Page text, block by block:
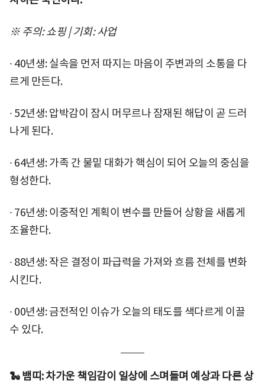
※ 주의: 쇼핑 | 기회: 사업
∙ 40년생: 실속을 먼저 따지는 마음이 주변과의 소통을 다
르게 만든다.
∙ 52년생: 압박감이 잠시 머무르나 잠재된 해답이 곧 드러
나게 된다.
∙ 64년생: 가족 간 물밑 대화가 핵심이 되어 오늘의 중심을
형성한다.
∙ 76년생: 이중적인 계획이 변수를 만들어 상황을 새롭게
조율한다.
∙ 88년생: 작은 결정이 파급력을 가져와 흐름 전체를 변화
시킨다.
∙ 00년생: 금전적인 이슈가 오늘의 태도를 색다르게 이끌
수 있다.
🐍 뱀띠: 차가운 책임감이 일상에 스며들며 예상과 다른 상